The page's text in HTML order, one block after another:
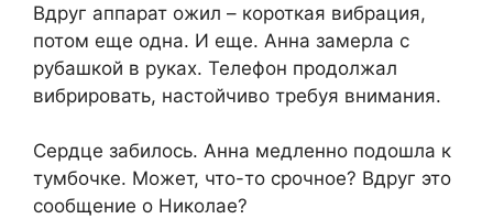
Вдруг аппарат ожил – короткая вибрация,
потом еще одна. И еще. Анна замерла с
рубашкой в руках. Телефон продолжал
вибрировать, настойчиво требуя внимания.
Сердце забилось. Анна медленно подошла к
тумбочке. Может, что-то срочное? Вдруг это
сообщение о Николае?